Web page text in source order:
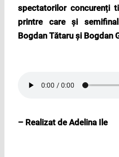
spectatorilor concurenți
printre care și
Bogdan Tătaru și Bogdan
– Realizat de Adelina Ile